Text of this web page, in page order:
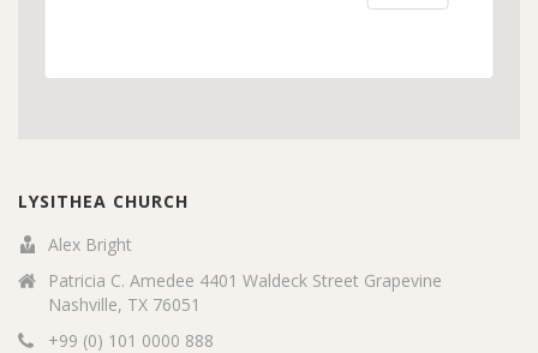
LYSITHEA CHURCH
Alex Bright
Patricia C. Amedee 4401 Waldeck Street Grapevine
Nashville, TX 76051
+99 (0) 101 0000 888